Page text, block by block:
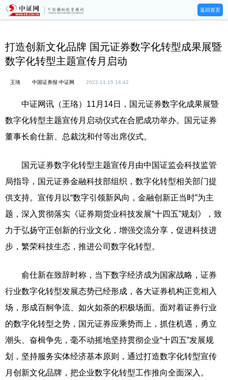
返回首页
打造创新文化品牌 国元证券数字化转型成果展暨
数字化转型主题宣传月启动
王珞 中国证券报·中证网 2022-11-15 14:42
中证网讯（王珞）11月14日，国元证券数字化成果展暨
数字化转型主题宣传月启动仪式在合肥成功举办。国元证券
董事长俞仕新、总裁沈和付等出席仪式。
国元证券数字化转型主题宣传月由中国证监会科技监管
局指导，国元证券金融科技部组织，数字化转型相关部门提
供支持。宣传月以“数字引领新风向，金融创新正当时”为主
题，深入贯彻落实《证券期货业科技发展“十四五”规划》，致
力于弘扬守正创新的行业文化，增强交流分享，促进科技进
步，繁荣科技生态，推进公司数字化转型。
俞仕新在致辞时称，当下数字经济成为国家战略，证券
行业数字化转型发展态势已经形成，各大证券机构正竞相入
场，形成百舸争流、如火如荼的积极场面。面对着证券行业
的数字化转型之势，国元证券应乘势而上，抓住机遇，勇立
潮头、奋楫争先，毫不动摇地坚持贯彻企业“十四五”发展规
划，坚持服务实体经济基本原则，通过打造数字化转型宣传
月创新文化品牌，把企业数字化转型工作推向全面深入。